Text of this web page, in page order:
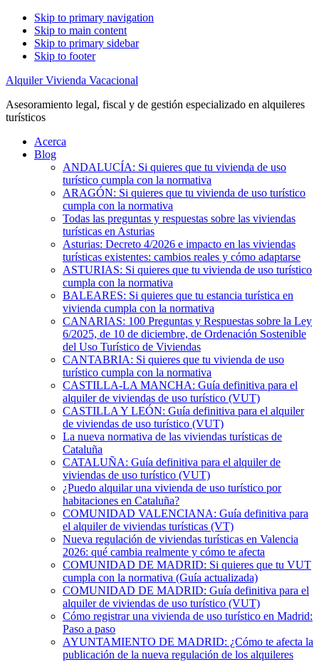
Skip to primary navigation
Skip to main content
Skip to primary sidebar
Skip to footer
Alquiler Vivienda Vacacional
Asesoramiento legal, fiscal y de gestión especializado en alquileres
turísticos
Acerca
Blog
ANDALUCÍA: Si quieres que tu vivienda de uso
turístico cumpla con la normativa
ARAGÓN: Si quieres que tu vivienda de uso turístico
cumpla con la normativa
Todas las preguntas y respuestas sobre las viviendas
turísticas en Asturias
Asturias: Decreto 4/2026 e impacto en las viviendas
turísticas existentes: cambios reales y cómo adaptarse
ASTURIAS: Si quieres que tu vivienda de uso turístico
cumpla con la normativa
BALEARES: Si quieres que tu estancia turística en
vivienda cumpla con la normativa
CANARIAS: 100 Preguntas y Respuestas sobre la Ley
6/2025, de 10 de diciembre, de Ordenación Sostenible
del Uso Turístico de Viviendas
CANTABRIA: Si quieres que tu vivienda de uso
turístico cumpla con la normativa
CASTILLA-LA MANCHA: Guía definitiva para el
alquiler de viviendas de uso turístico (VUT)
CASTILLA Y LEÓN: Guía definitiva para el alquiler
de viviendas de uso turístico (VUT)
La nueva normativa de las viviendas turísticas de
Cataluña
CATALUÑA: Guía definitiva para el alquiler de
viviendas de uso turístico (VUT)
¿Puedo alquilar una vivienda de uso turístico por
habitaciones en Cataluña?
COMUNIDAD VALENCIANA: Guía definitiva para
el alquiler de viviendas turísticas (VT)
Nueva regulación de viviendas turísticas en Valencia
2026: qué cambia realmente y cómo te afecta
COMUNIDAD DE MADRID: Si quieres que tu VUT
cumpla con la normativa (Guía actualizada)
COMUNIDAD DE MADRID: Guía definitiva para el
alquiler de viviendas de uso turístico (VUT)
Cómo registrar una vivienda de uso turístico en Madrid:
Paso a paso
AYUNTAMIENTO DE MADRID: ¿Cómo te afecta la
publicación de la nueva regulación de los alquileres